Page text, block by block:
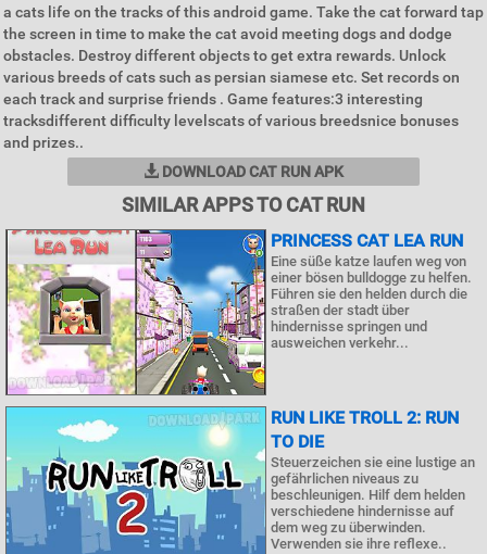
a cats life on the tracks of this android game. Take the cat forward tap
the screen in time to make the cat avoid meeting dogs and dodge
obstacles. Destroy different objects to get extra rewards. Unlock
various breeds of cats such as persian siamese etc. Set records on
each track and surprise friends . Game features:3 interesting
tracksdifferent difficulty levelscats of various breedsnice bonuses
and prizes..
DOWNLOAD CAT RUN APK
SIMILAR APPS TO CAT RUN
PRINCESS CAT LEA RUN
Eine süße katze laufen weg von
einer bösen bulldogge zu helfen.
Führen sie den helden durch die
straßen der stadt über
hindernisse springen und
ausweichen verkehr...
RUN LIKE TROLL 2: RUN
TO DIE
Steuerzeichen sie eine lustige an
gefährlichen niveaus zu
beschleunigen. Hilf dem helden
verschiedene hindernisse auf
dem weg zu überwinden.
Verwenden sie ihre reflexe..